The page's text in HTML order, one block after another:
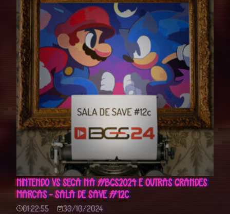
NINTENDO VS SEGA NA #BGS2024 E OUTRAS GRANDES
MARCAS - SALA DE SAVE #12C
01:22:55 30/10/2024